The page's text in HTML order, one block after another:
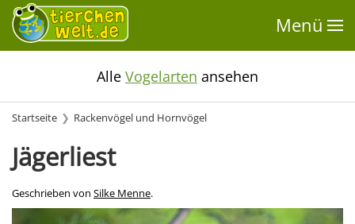
Menü
Alle Vogelarten ansehen
Startseite Rackenvögel und Hornvögel
Jägerliest
Geschrieben von Silke Menne.